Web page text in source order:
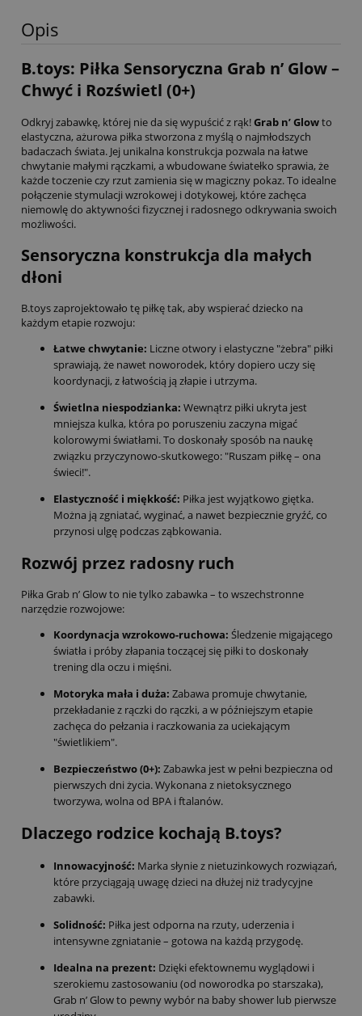
Opis
B.toys: Piłka Sensoryczna Grab n’ Glow –
Chwyć i Rozświetl (0+)
Odkryj zabawkę, której nie da się wypuścić z rąk!Grab n’ Glowto
elastyczna, ażurowa piłka stworzona z myślą o najmłodszych
badaczach świata. Jej unikalna konstrukcja pozwala na łatwe
chwytanie małymi rączkami, a wbudowane światełko sprawia, że
każde toczenie czy rzut zamienia się w magiczny pokaz. To idealne
połączenie stymulacji wzrokowej i dotykowej, które zachęca
niemowlę do aktywności fizycznej i radosnego odkrywania swoich
możliwości.
Sensoryczna konstrukcja dla małych
dłoni
B.toys zaprojektowało tę piłkę tak, aby wspierać dziecko na
każdym etapie rozwoju:
Łatwe chwytanie: Liczne otwory i elastyczne "żebra" piłki
sprawiają, że nawet noworodek, który dopiero uczy się
koordynacji, z łatwością ją złapie i utrzyma.
Świetlna niespodzianka: Wewnątrz piłki ukryta jest
mniejsza kulka, która po poruszeniu zaczyna migać
kolorowymi światłami. To doskonały sposób na naukę
związku przyczynowo-skutkowego: "Ruszam piłkę – ona
świeci!".
Elastyczność i miękkość: Piłka jest wyjątkowo giętka.
Można ją zgniatać, wyginać, a nawet bezpiecznie gryźć, co
przynosi ulgę podczas ząbkowania.
Rozwój przez radosny ruch
Piłka Grab n’ Glow to nie tylko zabawka – to wszechstronne
narzędzie rozwojowe:
Koordynacja wzrokowo-ruchowa: Śledzenie migającego
światła i próby złapania toczącej się piłki to doskonały
trening dla oczu i mięśni.
Motoryka mała i duża: Zabawa promuje chwytanie,
przekładanie z rączki do rączki, a w późniejszym etapie
zachęca do pełzania i raczkowania za uciekającym
"świetlikiem".
Bezpieczeństwo (0+): Zabawka jest w pełni bezpieczna od
pierwszych dni życia. Wykonana z nietoksycznego
tworzywa, wolna od BPA i ftalanów.
Dlaczego rodzice kochają B.toys?
Innowacyjność: Marka słynie z nietuzinkowych rozwiązań,
które przyciągają uwagę dzieci na dłużej niż tradycyjne
zabawki.
Solidność: Piłka jest odporna na rzuty, uderzenia i
intensywne zgniatanie – gotowa na każdą przygodę.
Idealna na prezent: Dzięki efektownemu wyglądowi i
szerokiemu zastosowaniu (od noworodka po starszaka),
Grab n’ Glow to pewny wybór na baby shower lub pierwsze